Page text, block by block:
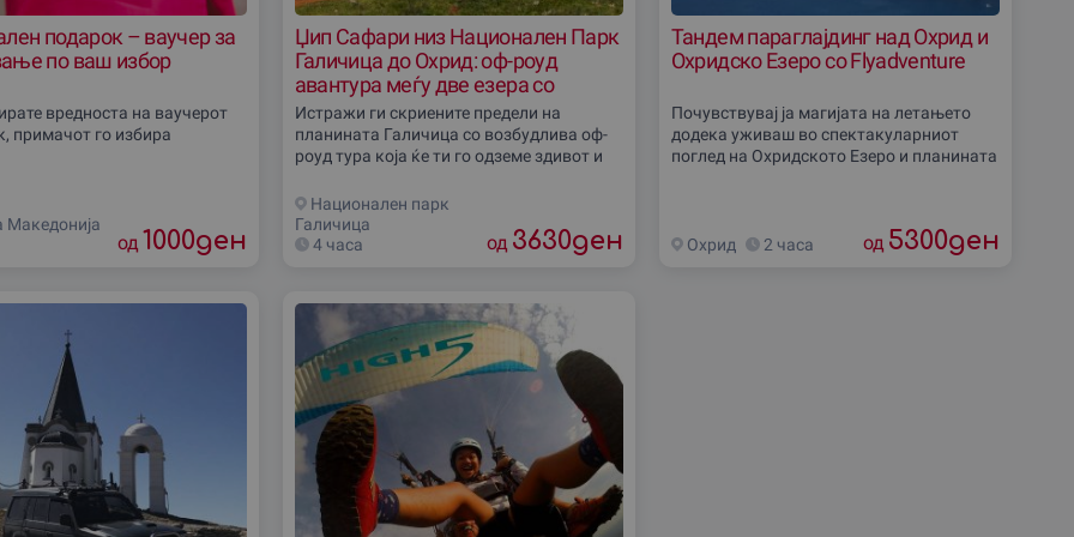
подарок – ваучер за
по ваш избор
вредноста на ваучерот
примачот го избира
Македониjа
од 1000ден
Џип Сафари низ Национален Парк
Галичица до Охрид: оф-роуд
авантура меѓу две езера со
вклучен ручек
Истражи ги скриените предели на
планината Галичица со возбудлива оф-
роуд тура која ќе ти го одземе здивот и
двете езера. Ова доживување е совршен
спој на
Национален парк
Галичица
4 часа
од 3630ден
Тандем параглајдинг над Охрид и
Охридско Езеро со Flyadventure
Почувствувај ја магијата на летањето
додека уживаш во спектакуларниот
поглед на Охридското Езеро и планината
Охрид 2 часа од 5300ден